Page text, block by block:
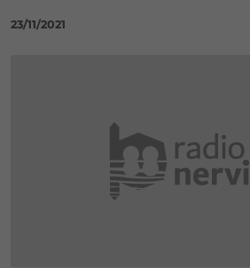
23/11/2021